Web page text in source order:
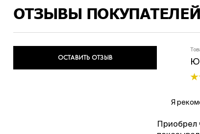
ОТЗЫВЫ ПОКУПАТЕЛЕЙ
ОСТАВИТЬ ОТЗЫВ
Я
Приобрел